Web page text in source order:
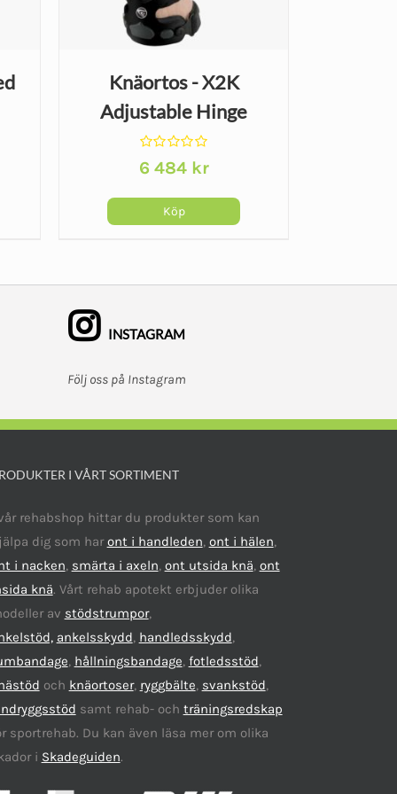
Knäortos - X2K
Adjustable Hinge
Betygsatt
0
5
6 484 kr
Köp
produkten
har
flera
De
alternativen
väljas
produktsidan
INSTAGRAM
Följ oss på Instagram
I VÅRT SORTIMENT
rehabshop hittar du produkter som kan
dig som haront i handleden, ont i hälen,
i nacken, smärta i axeln, ont utsida knä, ont
knä. Vårt rehab apotekt erbjuder olika
av stödstrumpor,
ankelsskydd, handledsskydd,
, hållningsbandage, fotledsstöd,
och knäortoser, ryggbälte, svankstöd,
samt rehab- och träningsredskap
sportrehab. Du kan även läsa mer om olika
i Skadeguiden.